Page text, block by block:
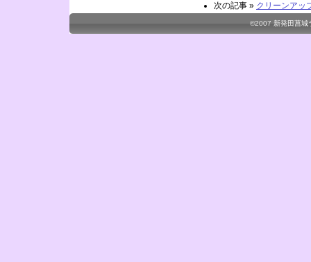
次の記事 » クリーンアッ
©2007 新発田菖城